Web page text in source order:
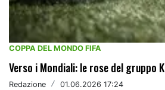
COPPA DEL MONDO FIFA
Verso i Mondiali: le rose del gruppo K
Redazione / 01.06.2026 17:24